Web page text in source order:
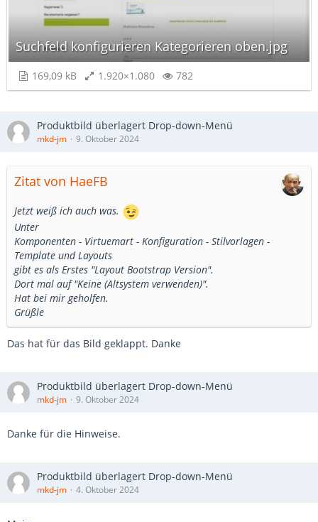
Suchfeld konfigurieren Kategorieren oben.jpg
169,09 kB 1.920×1.080 782
Produktbild überlagert Drop-down-Menü
mkd-jm 9. Oktober 2024
Zitat von HaeFB
Jetzt weiß ich auch was.
Unter
Komponenten - Virtuemart - Konfiguration - Stilvorlagen -
Template und Layouts
gibt es als Erstes "Layout Bootstrap Version".
Dort mal auf "Keine (Altsystem verwenden)".
Hat bei mir geholfen.
Grüßle
Das hat für das Bild geklappt. Danke
Produktbild überlagert Drop-down-Menü
mkd-jm 9. Oktober 2024
Danke für die Hinweise.
Produktbild überlagert Drop-down-Menü
mkd-jm 4. Oktober 2024